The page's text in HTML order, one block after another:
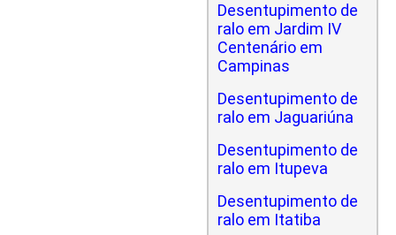
Desentupimento de
ralo em Jardim IV
Centenário em
Campinas
Desentupimento de
ralo em Jaguariúna
Desentupimento de
ralo em Itupeva
Desentupimento de
ralo em Itatiba